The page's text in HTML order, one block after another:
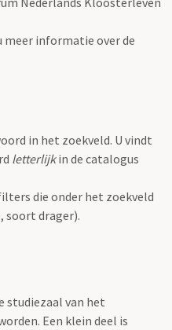
meer informatie over de
in het zoekveld. U vindt
letterlijkin de catalogus
die onder het zoekveld
soort drager).
studiezaal van het
Een klein deel is